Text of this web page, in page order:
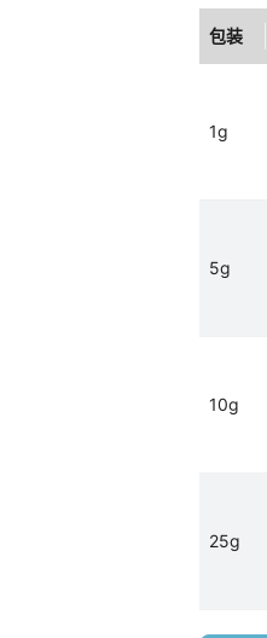
包装
1g
5g
10g
25g